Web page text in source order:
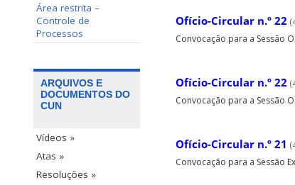
Área restrita –
Controle de
Processos
ARQUIVOS E
DOCUMENTOS DO
CUN
Vídeos »
Atas »
Resoluções »
Ofício-Circular n.º 22
Convocação para a Sessão
Ofício-Circular n.º 22
Convocação para a Sessão
Ofício-Circular n.º 21
Convocação para a Sessão